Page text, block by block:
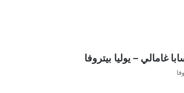
غامالي – يوليا بيتروفا